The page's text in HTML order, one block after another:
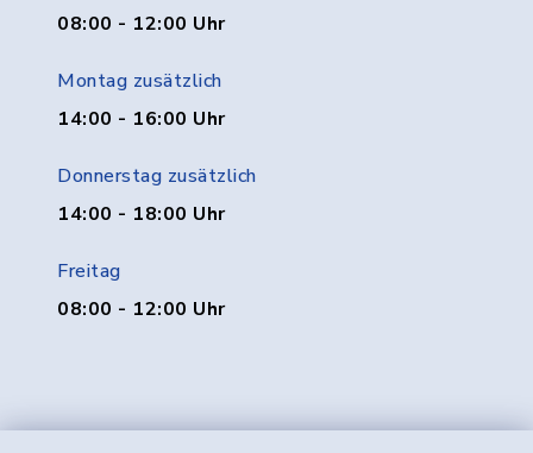
08:00 - 12:00 Uhr
Montag zusätzlich
14:00 - 16:00 Uhr
Donnerstag zusätzlich
14:00 - 18:00 Uhr
Freitag
08:00 - 12:00 Uhr